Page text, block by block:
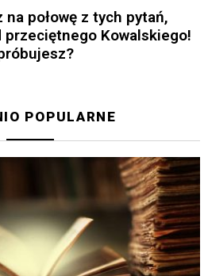
połowę z tych pytań,
Kowalskiego!
POPULARNE